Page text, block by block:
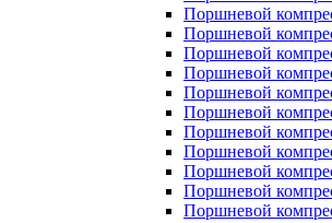
Поршневой
Поршневой
Поршневой
Поршневой
Поршневой
Поршневой
Поршневой
Поршневой
Поршневой
Поршневой
Поршневой